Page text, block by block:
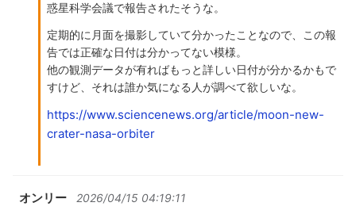
惑星科学会議で報告されたそうな。
定期的に月面を撮影していて分かったことなので、この報
告では正確な日付は分かってない模様。
他の観測データが有ればもっと詳しい日付が分かるかもで
すけど、それは誰か気になる人が調べて欲しいな。
https://www.sciencenews.org/article/moon-new-
crater-nasa-orbiter
オンリー 2026/04/15 04:19:11